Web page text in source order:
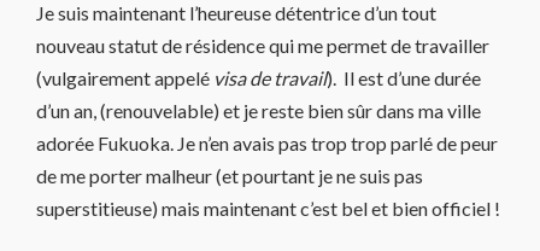
Je suis maintenant l’heureuse détentrice d’un tout
nouveau statut de résidence qui me permet de travailler
(vulgairement appelé visa de travail). Il est d’une durée
d’un an, (renouvelable) et je reste bien sûr dans ma ville
adorée Fukuoka. Je n’en avais pas trop trop parlé de peur
de me porter malheur (et pourtant je ne suis pas
superstitieuse) mais maintenant c’est bel et bien officiel !